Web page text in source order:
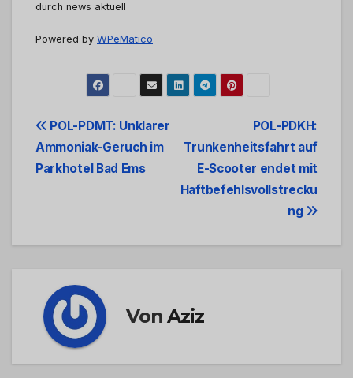
durch news aktuell
Powered by WPeMatico
Beitrags-
Navigation
POL-PDKH:
Trunkenheitsfahrt auf
E-Scooter endet mit
Haftbefehlsvollstrecku
ng
POL-PDMT: Unklarer
Ammoniak-Geruch im
Parkhotel Bad Ems
VonAziz